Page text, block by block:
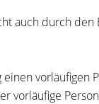
auch durch
vorläufigen
vorläufige